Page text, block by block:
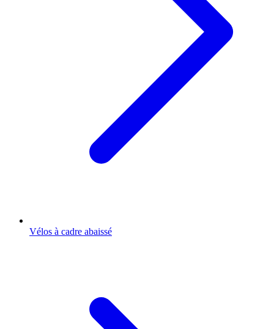
Vélos à cadre abaissé